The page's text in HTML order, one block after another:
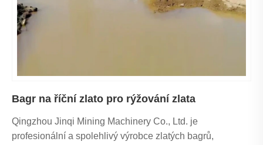
Bagr na říční zlato pro rýžování zlata
Qingzhou Jinqi Mining Machinery Co., Ltd. je
profesionální a spolehlivý výrobce zlatých bagrů,